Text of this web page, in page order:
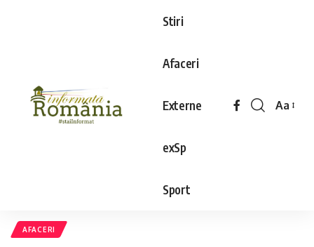
Stiri
Afaceri
Externe
exSp
Sport
Aa
AFACERI